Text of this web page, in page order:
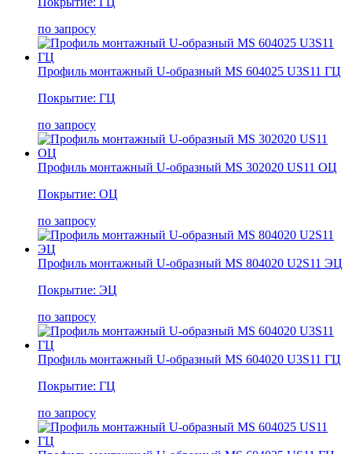
по запросу
Профиль монтажный U-образный MS 604025 U3S11 ГЦ
Покрытие: ГЦ
по запросу
Профиль монтажный U-образный MS 302020 US11 ОЦ
Покрытие: ОЦ
по запросу
Профиль монтажный U-образный MS 804020 U2S11 ЭЦ
Покрытие: ЭЦ
по запросу
Профиль монтажный U-образный MS 604020 U3S11 ГЦ
Покрытие: ГЦ
по запросу